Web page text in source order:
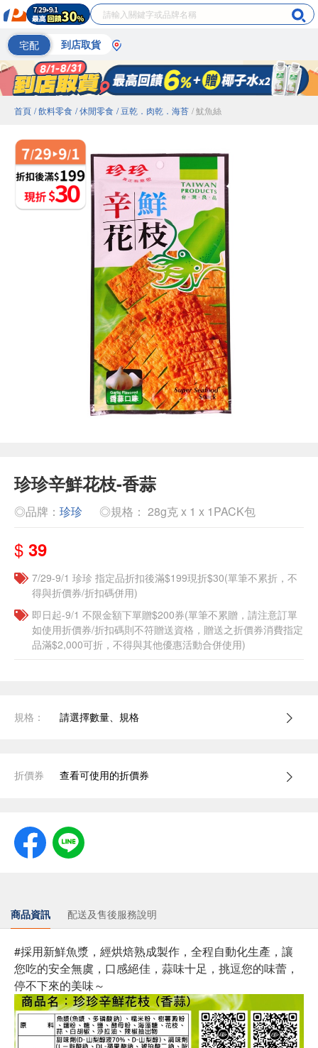
宅配 到店取貨
首頁 / 飲料零食 / 休閒零食 / 豆乾．肉乾．海苔 / 魷魚絲
珍珍辛鮮花枝-香蒜
◎品牌： 珍珍 ◎規格： 28g克 x 1 x 1PACK包
$ 39
7/29-9/1 珍珍 指定品折扣後滿$199現折$30(單筆不累折，不
得與折價券/折扣碼併用)
即日起-9/1 不限金額下單贈$200券(單筆不累贈，請注意訂單
如使用折價券/折扣碼則不符贈送資格，贈送之折價券消費指定
品滿$2,000可折，不得與其他優惠活動合併使用)
規格： 請選擇數量、規格
折價券 查看可使用的折價券
商品資訊 配送及售後服務說明
#採用新鮮魚漿，經烘焙熟成製作，全程自動化生產，讓
您吃的安全無虞，口感絕佳，蒜味十足，挑逗您的味蕾，
停不下來的美味～